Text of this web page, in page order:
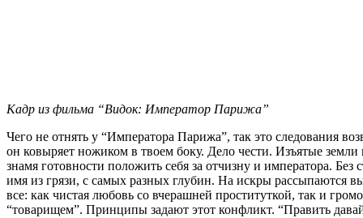
Кадр из фильма “Видок: Император Парижа”
Чего не отнять у “Императора Парижа”, так это следования
он ковыряет ножиком в твоем боку. Дело чести. Изъятые
знамя готовности положить себя за отчизну и императора.
имя из грязи, с самых разных глубин. На искры рассыпаются
все: как чистая любовь со вчерашней проституткой, так и
“товарищем”. Принципы задают этот конфликт. “Править